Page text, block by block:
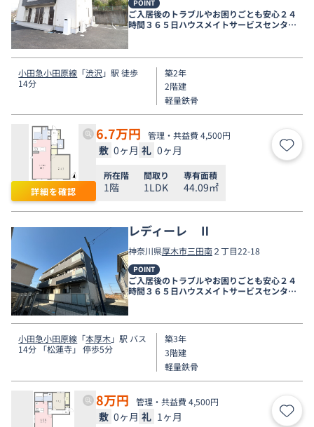
POINT
ご入居後のトラブルやお困りごとも安心２４
時間３６５日ハウスメイトサービスセンター
小田急小田原線 「渋沢 」駅 徒歩
14分
築2年
2階建
軽量鉄骨
詳細を確認
6.7万円 管理・共益費 4,500円
敷 0ヶ月 礼 0ヶ月 お気
所在階
1階
間取り
1LDK
専有面積
44.09㎡
レディーレ Ⅱ
神奈川県厚木市三田南２丁目22-18
POINT
ご入居後のトラブルやお困りごとも安心２４
時間３６５日ハウスメイトサービスセンター
電話受付対応。
小田急小田原線 「本厚木」駅 バス
14分 「松蓮寺」 停歩5分
築3年
3階建
軽量鉄骨
8万円 管理・共益費 4,500円
敷 0ヶ月 礼 1ヶ月 お気